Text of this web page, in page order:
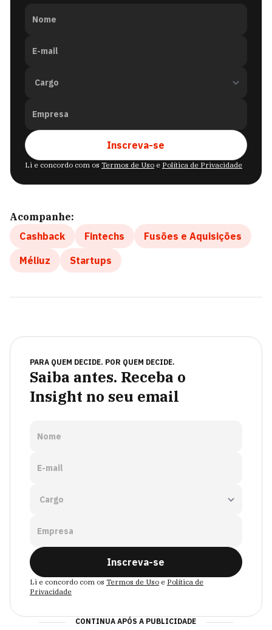
Nome
E-mail
Empresa
Inscreva-se
Li e concordo com os Termos de Uso e Política de Privacidade
Acompanhe:
Cashback
Fintechs
Fusões e Aquisições
Méliuz
Startups
PARA QUEM DECIDE. POR QUEM DECIDE.
Saiba antes. Receba o
Insight no seu email
Nome
E-mail
Empresa
Inscreva-se
Li e concordo com os Termos de Uso e Política de
Privacidade
CONTINUA APÓS A PUBLICIDADE